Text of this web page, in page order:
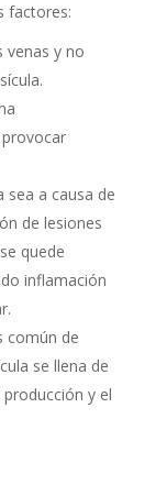
factores:
venas y no
sea a causa de
de lesiones
quede
inflamación
común de
se llena de
y el